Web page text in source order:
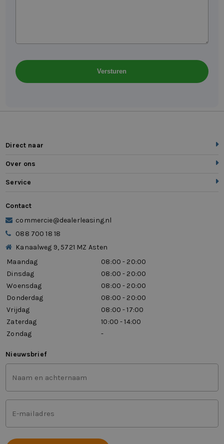
Direct naar
Over ons
Service
Contact
commercie@dealerleasing.nl
088 700 18 18
Kanaalweg 9, 5721 MZ Asten
Maandag
08:00 - 20:00
Dinsdag
08:00 - 20:00
Woensdag
08:00 - 20:00
Donderdag
08:00 - 20:00
Vrijdag
08:00 - 17:00
Zaterdag
10:00 - 14:00
Zondag
-
Nieuwsbrief
en
achternaam
(Vereist)
(Vereist)